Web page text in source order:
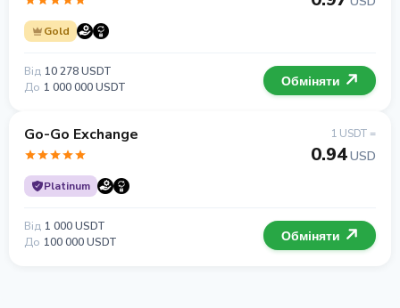
Gold
Від 10 278 USDT
До 1 000 000 USDT Обміняти
Go-Go Exchange
Platinum
1 USDT =
0.94USD
Від 1 000 USDT
До 100 000 USDT Обміняти